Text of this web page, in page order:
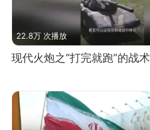
22.8万 次播放
现代火炮之“打完就跑”的战术